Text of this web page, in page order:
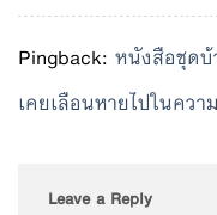
Pingback: หนังสือชุดบ้
เคยเลือนหายไปในควา
Leave a Reply